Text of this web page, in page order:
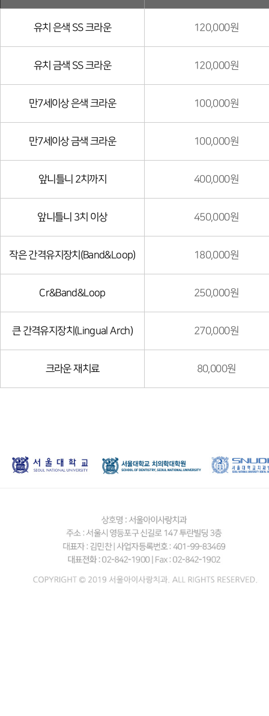
유치 은색 SS 크라운 120,000원
유치 금색 SS 크라운 120,000원
만7세이상 은색 크라운 100,000원
만7세이상 금색 크라운 100,000원
앞니틀니 2치까지 400,000원
앞니틀니 3치 이상 450,000원
작은 간격유지장치(Band&Loop) 180,000원
Cr&Band&Loop 250,000원
큰 간격유지장치(Lingual Arch) 270,000원
크라운 재치료 80,000원